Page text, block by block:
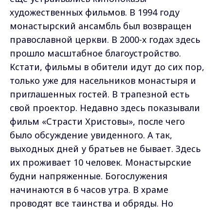
художественных фильмов. В 1994 году
монастырский ансамбль был возвращен
православной церкви. В 2000-х годах здесь
прошло масштабное благоустройство.
Кстати, фильмы в обители идут до сих пор,
только уже для насельников монастыря и
приглашенных гостей. В трапезной есть
свой проектор. Недавно здесь показывали
фильм «Страсти Христовы», после чего
было обсуждение увиденного. А так,
выходных дней у братьев не бывает. Здесь
их проживает 10 человек. Монастырские
будни напряженные. Богослужения
начинаются в 6 часов утра. В храме
проводят все таинства и обряды. Но